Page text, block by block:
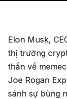
Elon Musk,
thị trường
thắn về
Joe Rogan
sánh sự bùng